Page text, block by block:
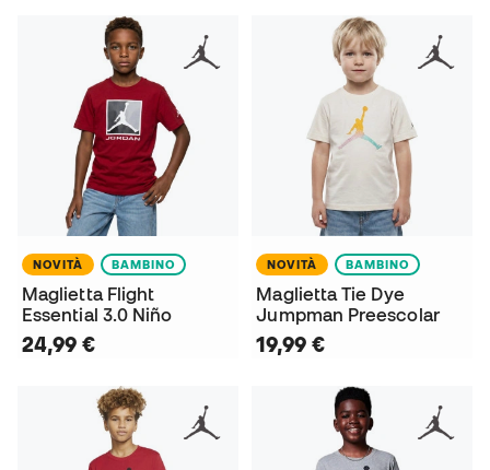
NOVITÀ BAMBINO
Maglietta Flight
Essential 3.0 Niño
24,99 €
NOVITÀ BAMBINO
Maglietta Tie Dye
Jumpman Preescolar
19,99 €